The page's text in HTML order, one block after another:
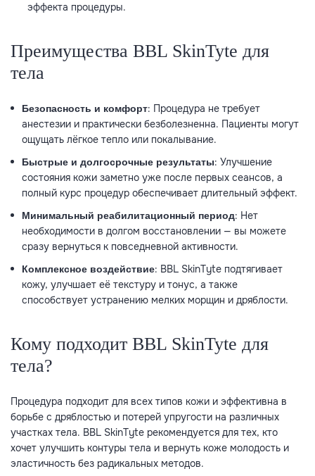
эффекта процедуры.
Преимущества BBL SkinTyte для
тела
Безопасность и комфорт: Процедура не требует
анестезии и практически безболезненна. Пациенты могут
ощущать лёгкое тепло или покалывание.
Быстрые и долгосрочные результаты: Улучшение
состояния кожи заметно уже после первых сеансов, а
полный курс процедур обеспечивает длительный эффект.
Минимальный реабилитационный период: Нет
необходимости в долгом восстановлении — вы можете
сразу вернуться к повседневной активности.
Комплексное воздействие: BBL SkinTyte подтягивает
кожу, улучшает её текстуру и тонус, а также
способствует устранению мелких морщин и дряблости.
Кому подходит BBL SkinTyte для
тела?
Процедура подходит для всех типов кожи и эффективна в
борьбе с дряблостью и потерей упругости на различных
участках тела. BBL SkinTyte рекомендуется для тех, кто
хочет улучшить контуры тела и вернуть коже молодость и
эластичность без радикальных методов.